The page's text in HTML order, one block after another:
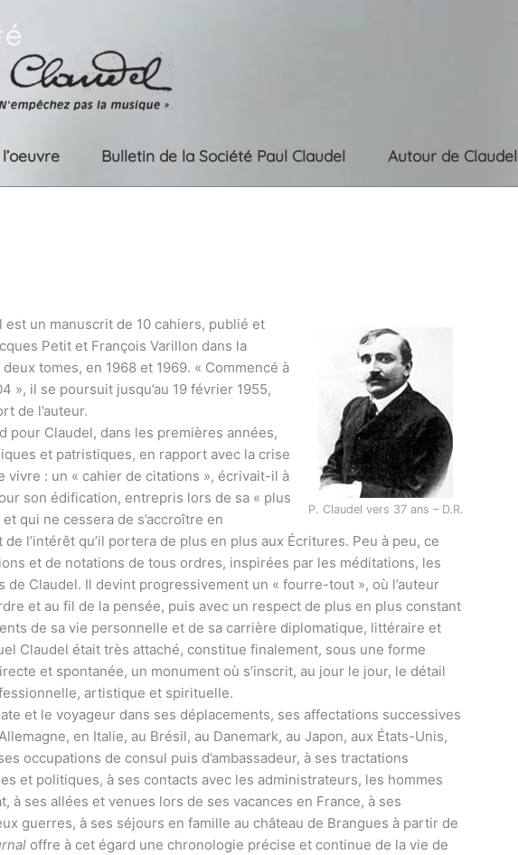
Bulletin de la Société Paul Claudel Autour de Claudel
P. Claudel vers 37 ans – D.R.
est un manuscrit de 10 cahiers, publié et
Petit et François Varillon dans la
tomes, en 1968 et 1969. « Commencé à
», il se poursuit jusqu’au 19 février 1955,
de l’auteur.
pour Claudel, dans les premières années,
et patristiques, en rapport avec la crise
vivre : un « cahier de citations », écrivait-il à
son édification, entrepris lors de sa « plus
qui ne cessera de s’accroître en
l’intérêt qu’il portera de plus en plus aux Écritures. Peu à peu, ce
et de notations de tous ordres, inspirées par les méditations, les
Claudel. Il devint progressivement un « fourre-tout », où l’auteur
et au fil de la pensée, puis avec un respect de plus en plus constant
de sa vie personnelle et de sa carrière diplomatique, littéraire et
Claudel était très attaché, constitue finalement, sous une forme
et spontanée, un monument où s’inscrit, au jour le jour, le détail
artistique et spirituelle.
et le voyageur dans ses déplacements, ses affectations successives
en Italie, au Brésil, au Danemark, au Japon, aux États-Unis,
occupations de consul puis d’ambassadeur, à ses tractations
et politiques, à ses contacts avec les administrateurs, les hommes
à ses allées et venues lors de ses vacances en France, à ses
guerres, à ses séjours en famille au château de Brangues à partir de
offre à cet égard une chronologie précise et continue de la vie de